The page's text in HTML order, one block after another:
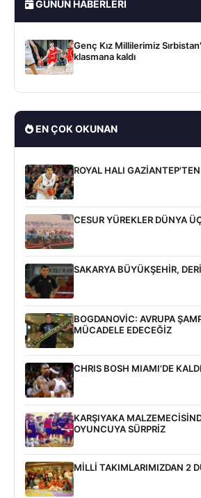
GÜNÜN HABERLERI
Genç Kız Millilerimiz
klasmana kaldı
EN ÇOK OKUNAN
ROYAL HALI
CESUR YÜREKLER DÜNYA
SAKARYA BÜYÜKŞEHİR,
BOGDANOVİC: AVRUPA
MÜCADELE EDECEĞİZ
CHRIS BOSH MIAMI'DE KALDI
KARŞIYAKA
OYUNCUYA SÜRPRİZ
MİLLİ TAKIMLARIMIZDAN 2